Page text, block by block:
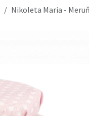
Nikoleta Maria -